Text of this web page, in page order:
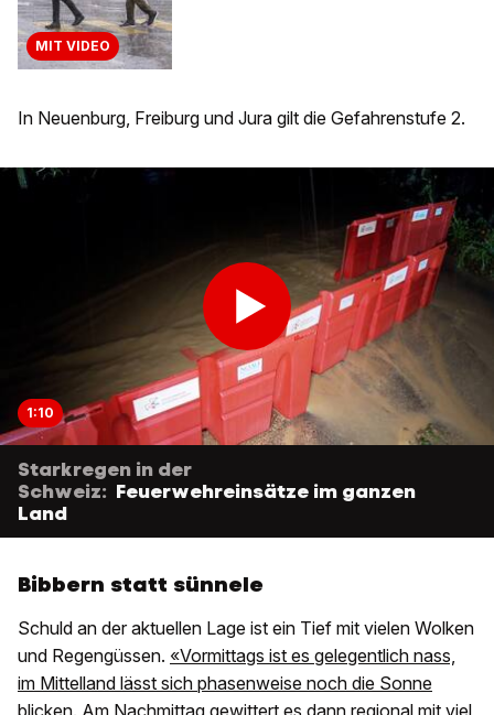
MIT VIDEO
In Neuenburg, Freiburg und Jura gilt die Gefahrenstufe 2.
1:10
Starkregen in der
Schweiz: Feuerwehreinsätze im ganzen
Land
Bibbern statt sünnele
Schuld an der aktuellen Lage ist ein Tief mit vielen Wolken
und Regengüssen. «Vormittags ist es gelegentlich nass,
im Mittelland lässt sich phasenweise noch die Sonne
blicken. Am Nachmittag gewittert es dann regional mit viel